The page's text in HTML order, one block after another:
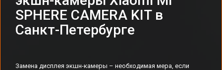
SPHERE CAMERA KIT в
Санкт-Петербурге
Замена дисплея экшн-камеры – необходимая мера, если